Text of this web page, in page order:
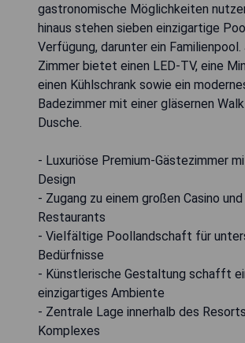
gastronomische Möglichkeiten
hinaus stehen sieben einzigartige
Verfügung, darunter ein
Zimmer bietet einen LED-TV, eine
einen Kühlschrank sowie ein
Badezimmer mit einer gläsernen
Dusche.
- Luxuriöse Premium-Gästezimmer
Design
- Zugang zu einem großen Casino
Restaurants
- Vielfältige Poollandschaft für
Bedürfnisse
- Künstlerische Gestaltung schafft
einzigartiges Ambiente
- Zentrale Lage innerhalb des
Komplexes